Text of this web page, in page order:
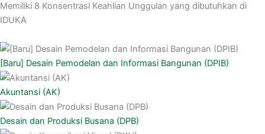
Memiliki 8 Konsentrasi Keahlian Unggulan yang dibutuhkan di
IDUKA
[Baru] Desain Pemodelan dan Informasi Bangunan (DPIB)
Akuntansi (AK)
Desain dan Produksi Busana (DPB)